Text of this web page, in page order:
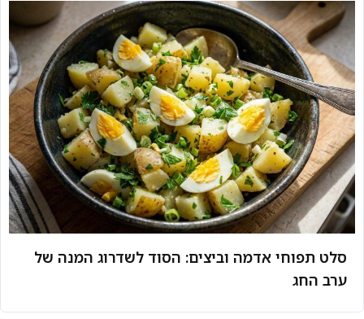
סלט תפוחי אדמה וביצים: הסוד לשדרוג המנה של
ערב החג